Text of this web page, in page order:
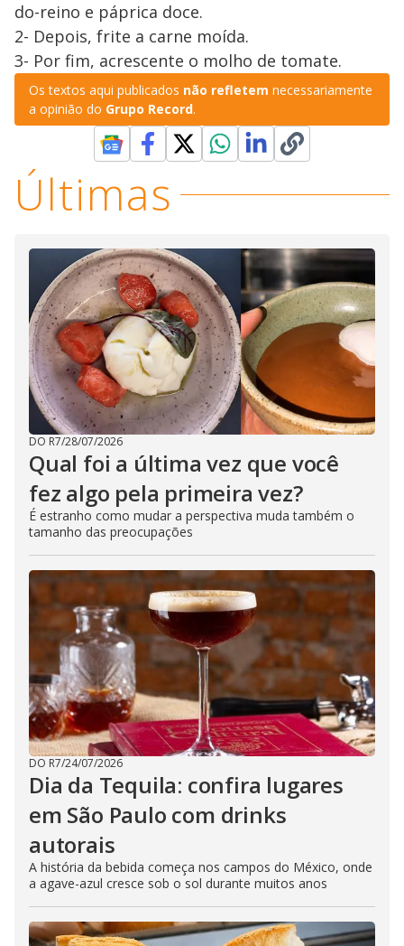
do-reino e páprica doce.
2- Depois, frite a carne moída.
3- Por fim, acrescente o molho de tomate.
Os textos aqui publicados não refletem necessariamente
a opinião do Grupo Record.
Últimas
DO R7/28/07/2026
Qual foi a última vez que você
fez algo pela primeira vez?
É estranho como mudar a perspectiva muda também o
tamanho das preocupações
DO R7/24/07/2026
Dia da Tequila: confira lugares
em São Paulo com drinks
autorais
A história da bebida começa nos campos do México, onde
a agave-azul cresce sob o sol durante muitos anos